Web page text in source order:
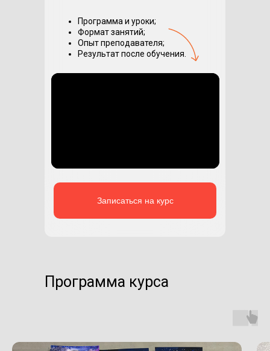
Программа и уроки;
Формат занятий;
Опыт преподавателя;
Результат после обучения.
Записаться на курс
Программа курса